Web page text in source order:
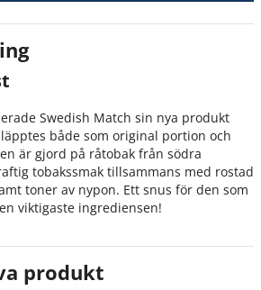
Swedish Match sin nya produkt
både som original portion och
är gjord på råtobak från södra
tobakssmak tillsammans med rostad
toner av nypon. Ett snus för den som
viktigaste ingrediensen!
produkt